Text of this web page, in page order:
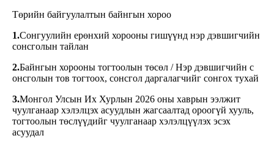
Төрийн байгуулалтын байнгын хороо
1.Сонгуулийн ерөнхий хорооны гишүүнд нэр дэвшигчийн
сонсголын тайлан
2.Байнгын хорооны тогтоолын төсөл / Нэр дэвшигчийн с
онсголын тов тогтоох, сонсгол даргалагчийг сонгох тухай
3.Монгол Улсын Их Хурлын 2026 оны хаврын ээлжит
чуулганаар хэлэлцэх асуудлын жагсаалтад ороогүй хууль,
тогтоолын төслүүдийг чуулганаар хэлэлцүүлэх эсэх
асуудал